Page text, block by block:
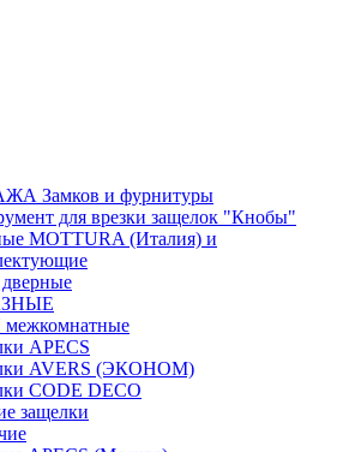
Замков и фурнитуры
для врезки защелок "Кнобы"
MOTTURA (Италия) и
APECS
AVERS (ЭКОНОМ)
CODE DECO
защелки